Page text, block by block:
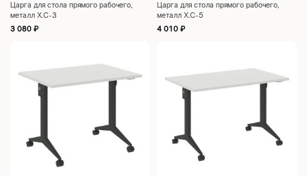
Царга для стола прямого рабочего,
металл X.C-3
3 080 ₽
Царга для стола прямого рабочего,
металл X.C-5
4 010 ₽